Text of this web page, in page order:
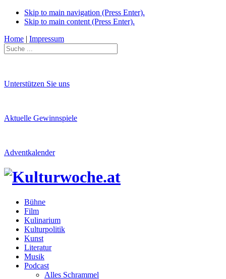
Skip to main navigation (Press Enter).
Skip to main content (Press Enter).
Home | Impressum
Unterstützen Sie uns
Aktuelle Gewinnspiele
Adventkalender
Bühne
Film
Kulinarium
Kulturpolitik
Kunst
Literatur
Musik
Podcast
Alles Schrammel